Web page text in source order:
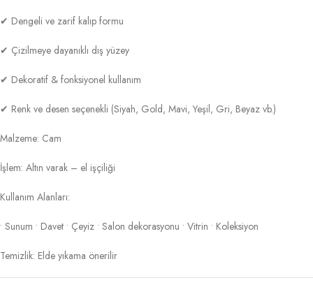
✔ Dengeli ve zarif kalıp formu
✔ Çizilmeye dayanıklı dış yüzey
✔ Dekoratif & fonksiyonel kullanım
✔ Renk ve desen seçenekli (Siyah, Gold, Mavi, Yeşil, Gri, Beyaz vb.)
Malzeme: Cam
İşlem: Altın varak – el işçiliği
Kullanım Alanları:
• Sunum • Davet • Çeyiz • Salon dekorasyonu • Vitrin • Koleksiyon
Temizlik: Elde yıkama önerilir